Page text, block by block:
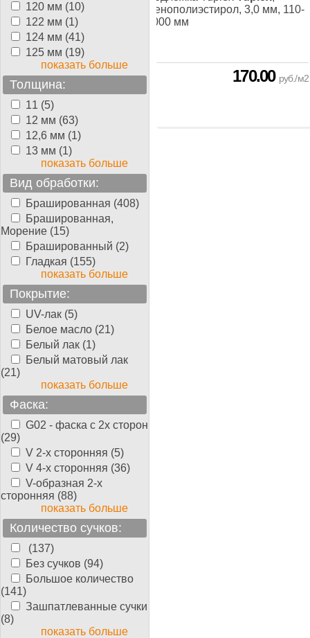
120 мм (10)
122 мм (1)
124 мм (41)
125 мм (19)
показать больше
Толщина:
11 (5)
12 мм (63)
12,6 мм (1)
13 мм (1)
показать больше
Вид обработки:
Брашированная (408)
Брашированная,
Морение (15)
Брашированный (2)
Гладкая (155)
показать больше
Покрытие:
UV-лак (5)
Белое масло (21)
Белый лак (1)
Белый матовый лак
(21)
показать больше
Фаска:
G02 - фаска с 2х сторон
(29)
V 2-х сторонняя (5)
V 4-х сторонняя (36)
V-образная 2-х
сторонняя (88)
показать больше
Количество сучков:
(137)
Без сучков (94)
Большое количество
(141)
Зашпатлеванные сучки
(8)
показать больше
Profesional 3 mm
3,0 мм, 1100
мм
190.00руб./м2
Пенополиэстирол, 3,0 мм, 110-
3000 мм
170.00 руб./м2